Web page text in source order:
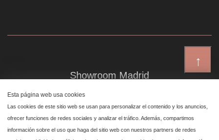
↑
Showroom Madrid
Plaza de Canalejas 6, 4 izq
Centro, 28014 Madrid
Esta página web usa cookies
Las cookies de este sitio web se usan para personalizar el contenido y los anuncios,
ofrecer funciones de redes sociales y analizar el tráfico. Además, compartimos
información sobre el uso que haga del sitio web con nuestros partners de redes